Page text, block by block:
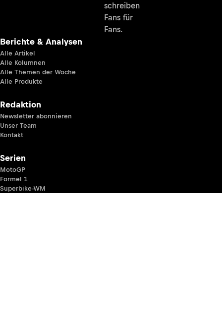
schreiben
Fans für
Fans.
Berichte & Analysen
Alle Artikel
Alle Kolumnen
Alle Themen der Woche
Alle Produkte
Redaktion
Newsletter abonnieren
Unser Team
Kontakt
Serien
MotoGP
Formel 1
Superbike-WM